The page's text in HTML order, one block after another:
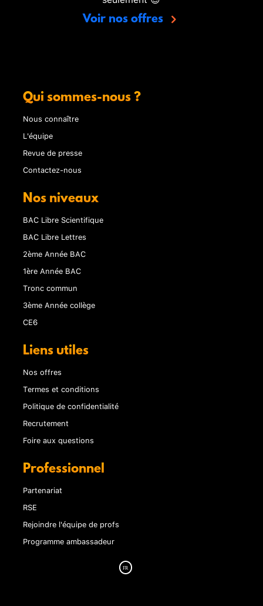
Voir nos offres
Qui sommes-nous ?
Nous connaître
L'équipe
Revue de presse
Contactez-nous
Nos niveaux
BAC Libre Scientifique
BAC Libre Lettres
2ème Année BAC
1ère Année BAC
Tronc commun
3ème Année collège
CE6
Liens utiles
Nos offres
Termes et conditions
Politique de confidentialité
Recrutement
Foire aux questions
Professionnel
Partenariat
RSE
Rejoindre l'équipe de profs
Programme ambassadeur